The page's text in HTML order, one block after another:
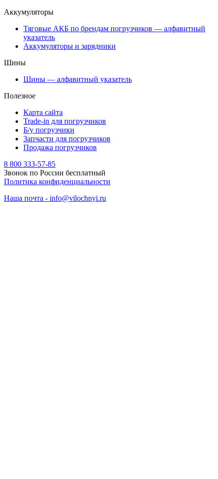
Аккумуляторы
Тяговые АКБ по брендам погрузчиков — алфавитный
указатель
Аккумуляторы и зарядники
Шины
Шины — алфавитный указатель
Полезное
Карта сайта
Trade-in для погрузчиков
Б/у погрузчики
Запчасти для погрузчиков
Продажа погрузчиков
8 800 333-57-85
Звонок по России бесплатный
Политика конфиденциальности
Наша почта - info@vilochnyi.ru